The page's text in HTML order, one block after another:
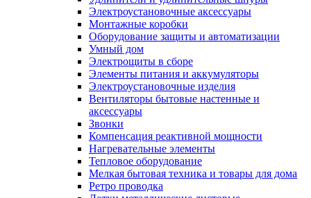
Электроустановочные аксессуары
Монтажные коробки
Оборудование защиты и автоматизации
Умный дом
Электрощиты в сборе
Элементы питания и аккумуляторы
Электроустановочные изделия
Вентиляторы бытовые настенные и
аксессуары
Звонки
Компенсация реактивной мощности
Нагревательные элементы
Тепловое оборудование
Мелкая бытовая техника и товары для дома
Ретро проводка